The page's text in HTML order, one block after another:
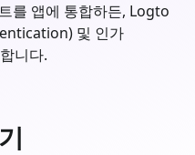
를 앱에 통합하든, Logto
및 인가
니다.